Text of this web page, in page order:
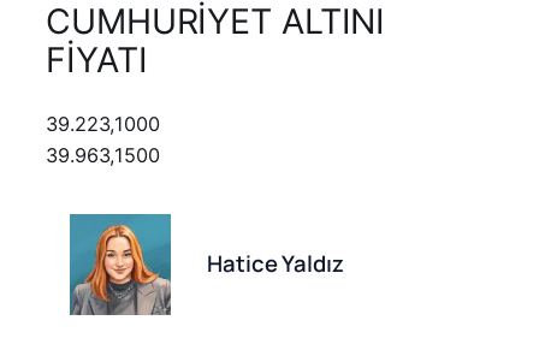
CUMHURİYET ALTINI
FİYATI
39.223,1000
39.963,1500
Hatice Yaldız